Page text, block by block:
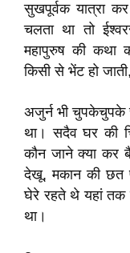
सुखपूर्वक यात्रा
चलता था तो
महापुरुष की कथा
किसी से भेंट हो
अजुर्न भी चुपकेचुपके
था। सदैव घर की
कौन जाने क्या कर
देखू, मकान की छत
घेरे रहते थे यहां तक
था।